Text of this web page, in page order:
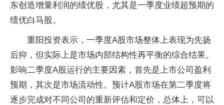
东创造增量利润的绩优股，尤其是一季度业绩超预期的
绩优白马股。
重阳投资表示，一季度A股市场整体上表现为先扬
后抑，但实际上是市场内部结构性再平衡的综合结果。
影响二季度A股运行的主要因素，首先是上市公司盈利
预期，其次是市场流动性。预计A股市场在第二季度将
逐步完成对不同公司的重新评估和定价，总体上，可以